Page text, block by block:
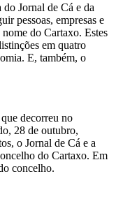
Jornal de Cá e da
pessoas, empresas e
do Cartaxo. Estes
em quatro
E, também, o
decorreu no
28 de outubro,
o Jornal de Cá e a
do Cartaxo. Em
concelho.